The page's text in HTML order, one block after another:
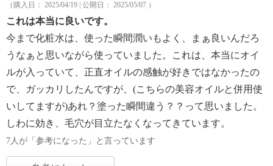
（購入日： 2025/04/19 | 公開日： 2025/05/07 ）
これは本当に良いです。
今まで化粧水は、使った瞬間潤いもよく、まぁ良いんだろ
うなぁと思いながら使っていました。これは、本当にオイ
ルが入っていて、正直オイルの感触が好きではなかったの
で、ガッカリしたんですが、(こちらの美容オイルと併用使
いしてますが)あれ？塗った瞬間違う？？って思いました。
しわに効き、毛穴が目立たなくなってきています。
7人が「参考になった」と言っています